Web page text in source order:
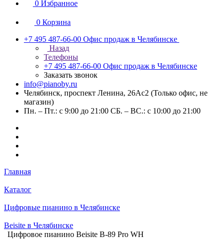
0 Избранное
0 Корзина
+7 495 487-66-00 Офис продаж в Челябинске
Назад
Телефоны
+7 495 487-66-00 Офис продаж в Челябинске
Заказать звонок
info@pianoby.ru
Челябинск, проспект Ленина, 26Ас2 (Только офис, не
магазин)
Пн. – Пт.: с 9:00 до 21:00 СБ. – ВС.: с 10:00 до 21:00
Главная
Каталог
Цифровые пианино в Челябинске
Beisite в Челябинске
Цифровое пианино Beisite B-89 Pro WH